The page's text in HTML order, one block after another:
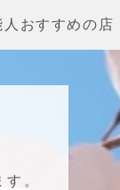
人おすすめの店
。